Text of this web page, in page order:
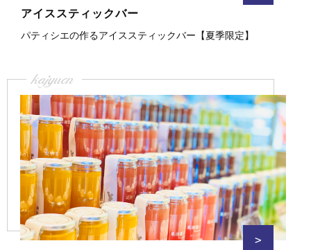
アイススティックバー
パティシエの作るアイススティックバー【夏季限定】
kajyuen
>